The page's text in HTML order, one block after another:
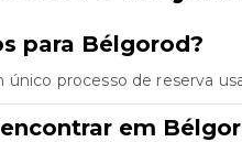
para Bélgorod?
processo de reserva
em